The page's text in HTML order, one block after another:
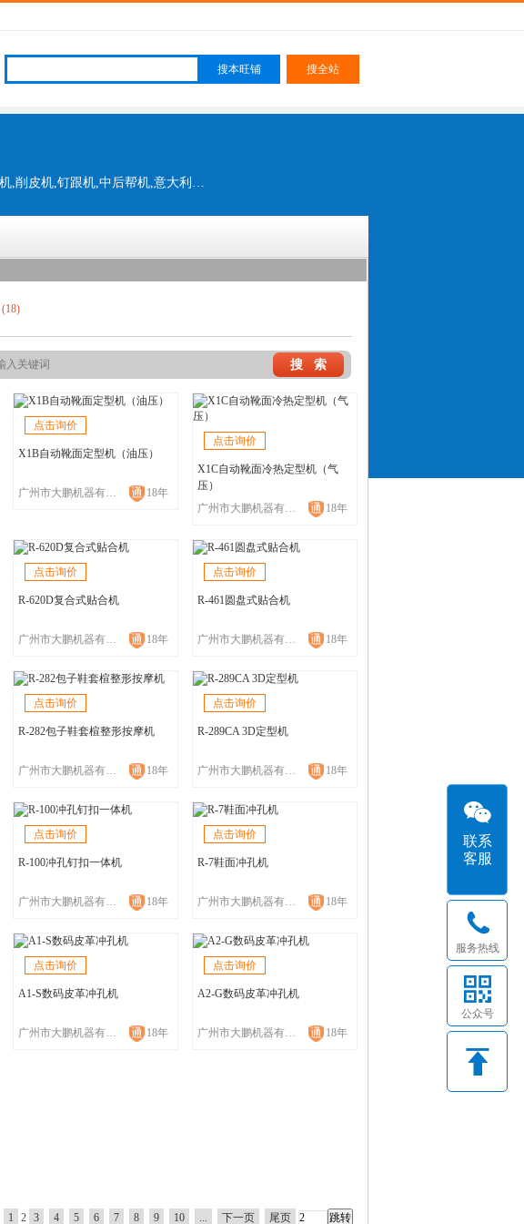
鞋厂立体流水线,立体流水线,后跟定型机,制鞋整厂设备,前帮机,后帮机,削皮机,钉跟机,中后帮机,意大利鞋机,德士隆鞋机,意大利鞋机
(18)
点击询价
X1B自动靴面定型机（油压）
广州市大鹏机器有限公司 18年
点击询价
X1C自动靴面冷热定型机（气
压）
广州市大鹏机器有限公司
18年
点击询价
R-620D复合式贴合机
广州市大鹏机器有限公司 18年
点击询价
R-461圆盘式贴合机
广州市大鹏机器有限公司 18年
点击询价
R-282包子鞋套楦整形按摩机
广州市大鹏机器有限公司 18年
点击询价
R-289CA 3D定型机
广州市大鹏机器有限公司 18年
点击询价
R-100冲孔钉扣一体机
广州市大鹏机器有限公司 18年
点击询价
R-7鞋面冲孔机
广州市大鹏机器有限公司 18年
点击询价
A1-S数码皮革冲孔机
广州市大鹏机器有限公司 18年
点击询价
A2-G数码皮革冲孔机
广州市大鹏机器有限公司 18年
1 2 3 4 5 6 7 8 9 10 ... 下一页 尾页
联系
客服
服务热线
公众号